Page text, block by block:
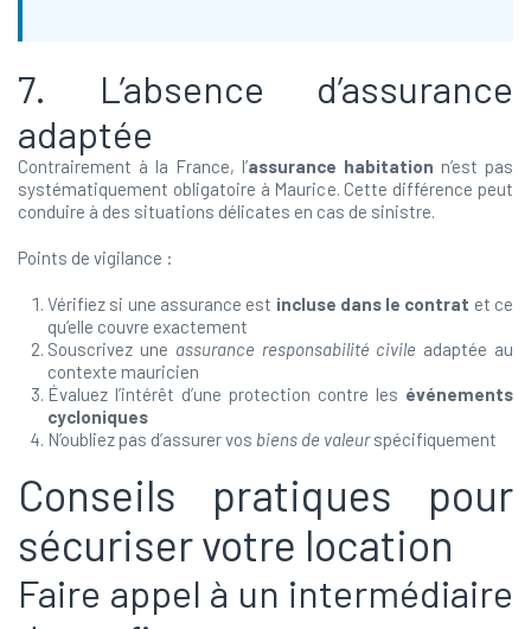
7. L’absence d’assurance
adaptée
Contrairement à la France, l’assurance habitation n’est pas
systématiquement obligatoire à Maurice. Cette différence peut
conduire à des situations délicates en cas de sinistre.
Points de vigilance :
Vérifiez si une assurance est incluse dans le contrat et ce
qu’elle couvre exactement
Souscrivez une assurance responsabilité civile adaptée au
contexte mauricien
Évaluez l’intérêt d’une protection contre les événements
cycloniques
N’oubliez pas d’assurer vos biens de valeurspécifiquement
Conseils pratiques pour
sécuriser votre location
Faire appel à un intermédiaire